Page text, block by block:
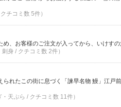
チコミ数 5件）
め、お客様のご注文が入ってから、いけす
刺身 / クチコミ数 2件）
られたこの街に息づく「諫早名物 鰻」江戸
・天ぷら / クチコミ数 11件）